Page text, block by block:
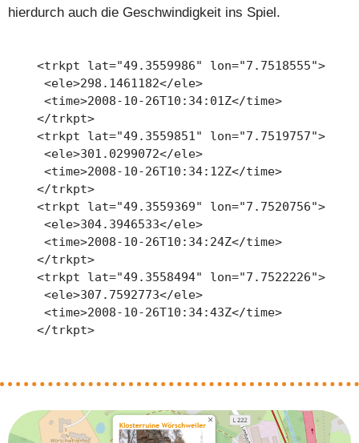
hierdurch auch die Geschwindigkeit ins Spiel.
    <trkpt lat="49.3559986" lon="7.7518555">
     <ele>298.1461182</ele>
     <time>2008-10-26T10:34:01Z</time>
    </trkpt>
    <trkpt lat="49.3559851" lon="7.7519757">
     <ele>301.0299072</ele>
     <time>2008-10-26T10:34:12Z</time>
    </trkpt>
    <trkpt lat="49.3559369" lon="7.7520756">
     <ele>304.3946533</ele>
     <time>2008-10-26T10:34:24Z</time>
    </trkpt>
    <trkpt lat="49.3558494" lon="7.7522226">
     <ele>307.7592773</ele>
     <time>2008-10-26T10:34:43Z</time>
    </trkpt>